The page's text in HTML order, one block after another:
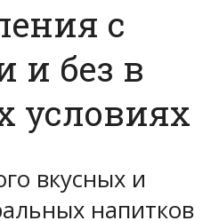
с
и без в
условиях
вкусных и
напитков